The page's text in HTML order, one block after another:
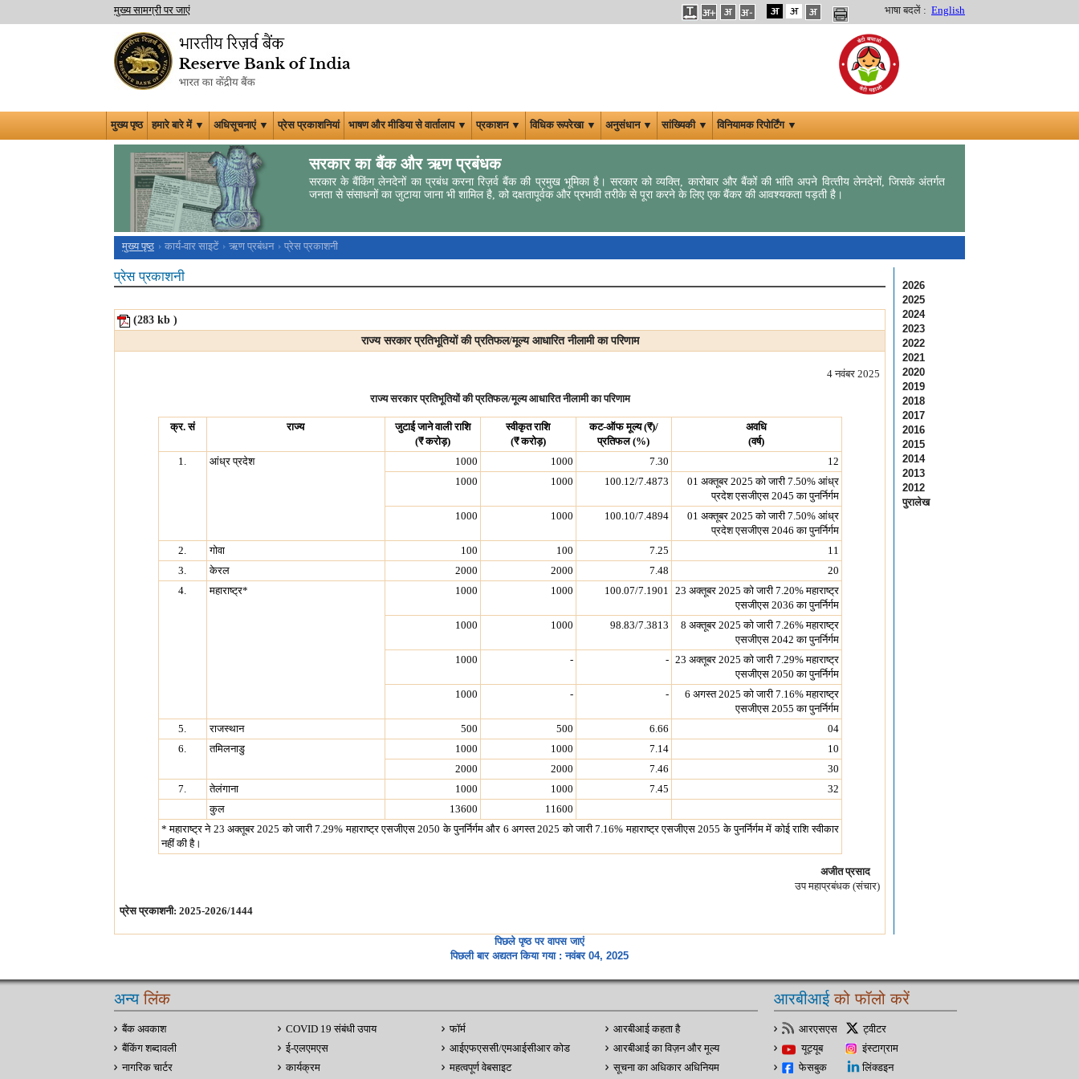
मुख्य सामग्री पर जाएं भाषा बदलें : English
मुख्य पृष्ठ हमारे बारे में ▼ अधिसूचनाएं ▼ प्रेस प्रकाशनियां भाषण और मीडिया से वार्तालाप ▼ प्रकाशन ▼ विधिक रूपरेखा ▼ अनुसंधान ▼ सांख्यिकी ▼ विनियामक रिपोर्टिंग ▼
सरकार का बैंक और ऋण प्रबंधक
सरकार के बैंकिंग लेनदेनों का प्रबंध करना रिज़र्व बैंक की प्रमुख भूमिका है। सरकार को व्‍यक्ति, कारोबार और बैंकों की भांति अपने वित्‍तीय लेनदेनों, जिसके अंतर्गत
जनता से संसाधनों का जुटाया जाना भी शामिल है, को दक्षतापूर्वक और प्रभावी तरीके से पूरा करने के लिए एक बैंकर की आवश्‍यकता पड़ती है।
मुख्य पृष्ठ कार्य-वार साइटें ऋण प्रबंधन प्रेस प्रकाशनी
प्रेस प्रकाशनी
(283 kb )
राज्य सरकार प्रतिभूतियों की प्रतिफल/मूल्य आधारित नीलामी का परिणाम
4 नवंबर 2025
राज्य सरकार प्रतिभूतियों की प्रतिफल/मूल्य आधारित नीलामी का परिणाम
क्र. सं राज्य
जुटाई जाने वाली राशि
(₹करोड़)
स्वीकृत राशि
(₹करोड़)
कट-ऑफ मूल्य (₹)/
प्रतिफल (%)
अवधि
(वर्ष)
1.
आंध्र प्रदेश 1000 1000 7.30
12
1000
1000 100.12/7.4873
01 अक्तूबर 2025 को जारी 7.50% आंध्र
प्रदेश एसजीएस 2045 का पुनर्निर्गम
1000
1000 100.10/7.4894
01 अक्तूबर 2025 को जारी 7.50% आंध्र
प्रदेश एसजीएस 2046 का पुनर्निर्गम
2.
गोवा 100 100 7.25
11
3.
केरल 2000 2000 7.48
20
4.
महाराष्ट्र* 1000 1000 100.07/7.1901 23 अक्तूबर 2025 को जारी 7.20% महाराष्ट्र
एसजीएस 2036 का पुनर्निर्गम
1000
1000 98.83/7.3813
8 अक्तूबर 2025 को जारी 7.26% महाराष्ट्र
एसजीएस 2042 का पुनर्निर्गम
1000
- - 23 अक्तूबर 2025 को जारी 7.29% महाराष्ट्र
एसजीएस 2050 का पुनर्निर्गम
1000
- -
6 अगस्त 2025 को जारी 7.16% महाराष्ट्र
एसजीएस 2055 का पुनर्निर्गम
5.
राजस्थान 500 500 6.66
04
6.
तमिलनाडु 1000 1000 7.14
10
2000
2000 7.46
30
7.
तेलंगाना 1000 1000 7.45
32
कुल
13600
11600
* महाराष्ट्र ने 23 अक्तूबर 2025 को जारी 7.29% महाराष्ट्र एसजीएस 2050 के पुनर्निर्गम और 6 अगस्त 2025 को जारी 7.16% महाराष्ट्र एसजीएस 2055 के पुनर्निर्गम में कोई राशि स्वीकार
नहीं की है।
अजीत प्रसाद
उप महाप्रबंधक (संचार)
प्रेस प्रकाशनी: 2025-2026/1444
2026
2025
2024
2023
2022
2021
2020
2019
2018
2017
2016
2015
2014
2013
2012
पुरालेख
पिछले पृष्ठ पर वापस जाएं
पिछली बार अद्यतन किया गया : नवंबर 04, 2025
अन्यलिंक
बैंक अवकाश
बैंकिंग शब्दावली
नागरिक चार्टर
COVID 19 संबंधी उपाय
ई-एलएमएस
कार्यक्रम
फॉर्म
आईएफएससी/एमआईसीआर कोड
महत्वपूर्ण वेबसाइट
आरबीआई कहता है
आरबीआई का विज़न और मूल्य
सूचना का अधिकार अधिनियम
आरबीआईको फॉलो करें
आरएसएस
ट्वीटर
यूट्यूब
इंस्टाग्राम
फेसबुक
लिंक्डइन